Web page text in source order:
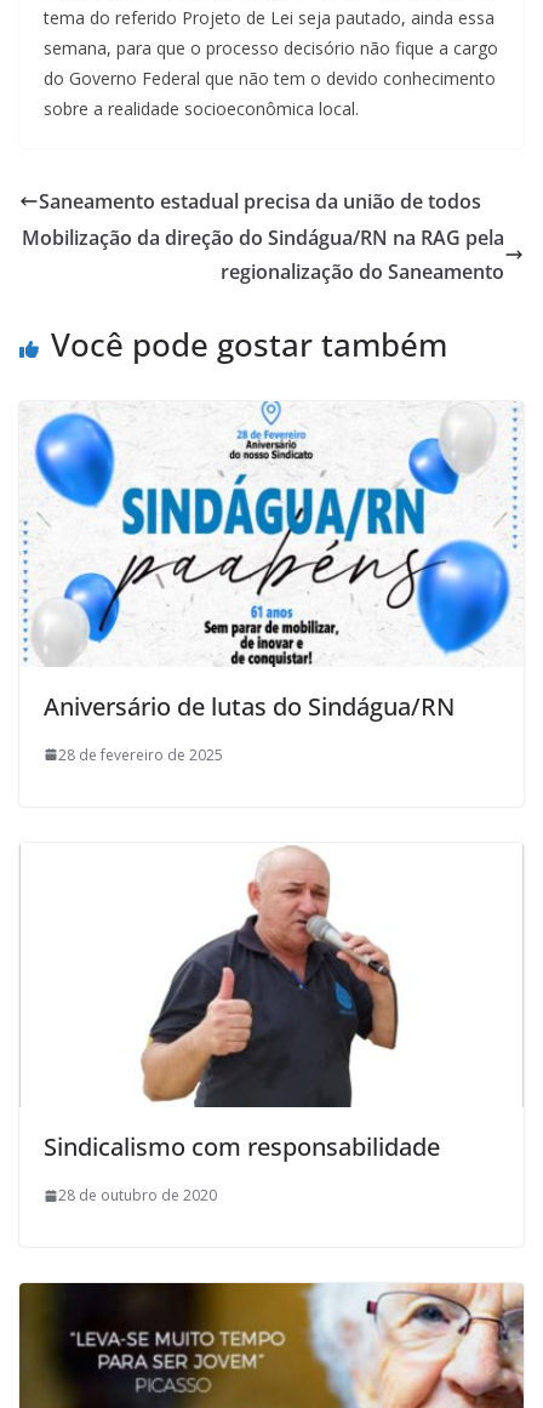
tema do referido Projeto de Lei seja pautado, ainda essa
semana, para que o processo decisório não fique a cargo
do Governo Federal que não tem o devido conhecimento
sobre a realidade socioeconômica local.
Saneamento estadual precisa da união de todos
Mobilização da direção do Sindágua/RN na RAG pela
regionalização do Saneamento
Você pode gostar também
Aniversário de lutas do Sindágua/RN
28 de fevereiro de 2025
Sindicalismo com responsabilidade
28 de outubro de 2020